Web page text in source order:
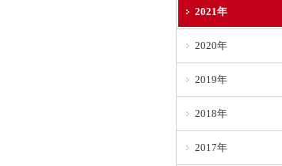
2021年
2020年
2019年
2018年
2017年